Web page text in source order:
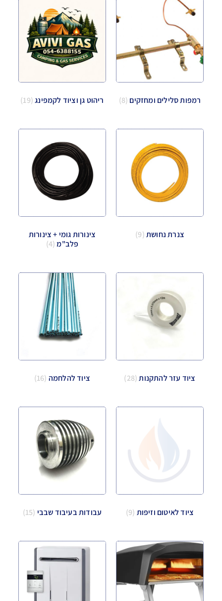
רמפות סלילים ומחזקים (8) ריהוט גן וציוד לקמפינג(19)
צנרת נחושת(9)
צינורות גומי + צינורות
פלב"מ (4)
ציוד עזר להתקנות(28) ציוד להלחמה (16)
ציוד לאיטום וזיפות (9) עבודות בעיבוד שבבי (15)